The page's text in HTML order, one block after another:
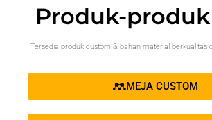
Produk-
Tersedia produk custom & bahan material berkualitas
MEJA CUSTOM